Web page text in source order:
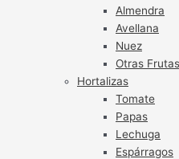
Almendra
Avellana
Nuez
Otras
Hortalizas
Tomate
Papas
Lechuga
Espárragos